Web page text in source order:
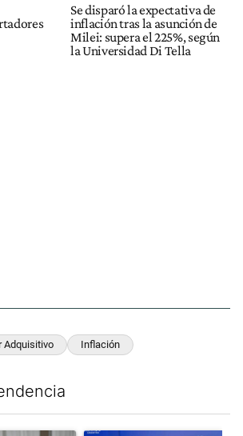
Se disparó la expectativa de
inflación tras la asunción de
Milei: supera el 225%, según
la Universidad Di Tella
Adquisitivo Inflación